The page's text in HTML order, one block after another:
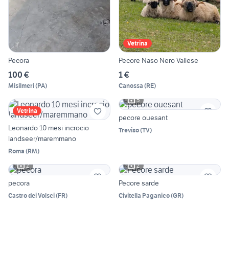
Pecora
100 €
Misilmeri(PA)
Vetrina
Pecore Naso Nero Vallese
1 €
Canossa (RE)
Vetrina
Leonardo 10 mesi incrocio
landseer/maremmano
Roma (RM)
5
pecore ouesant
Treviso(TV)
2
pecora
Castro dei Volsci(FR)
2
Pecore sarde
Civitella Paganico(GR)